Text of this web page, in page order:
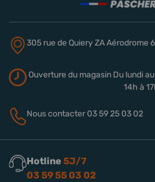
305 rue de QuieryZA Aérodrome
Ouverture du magasinDu lundi
14h à
Nous contacter 03 59 25 03 02
Hotline 5J/7
03 59 55 03 02